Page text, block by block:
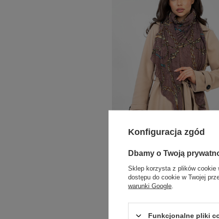
+3
Ciemnofioletowa damska chusta z
Zaloguj się i zobacz cenę
Konfiguracja zgód
Dbamy o Twoją
Sklep korzysta z plików cookie
dostępu do cookie w Twojej
warunki Google
Funkcjonalne pliki